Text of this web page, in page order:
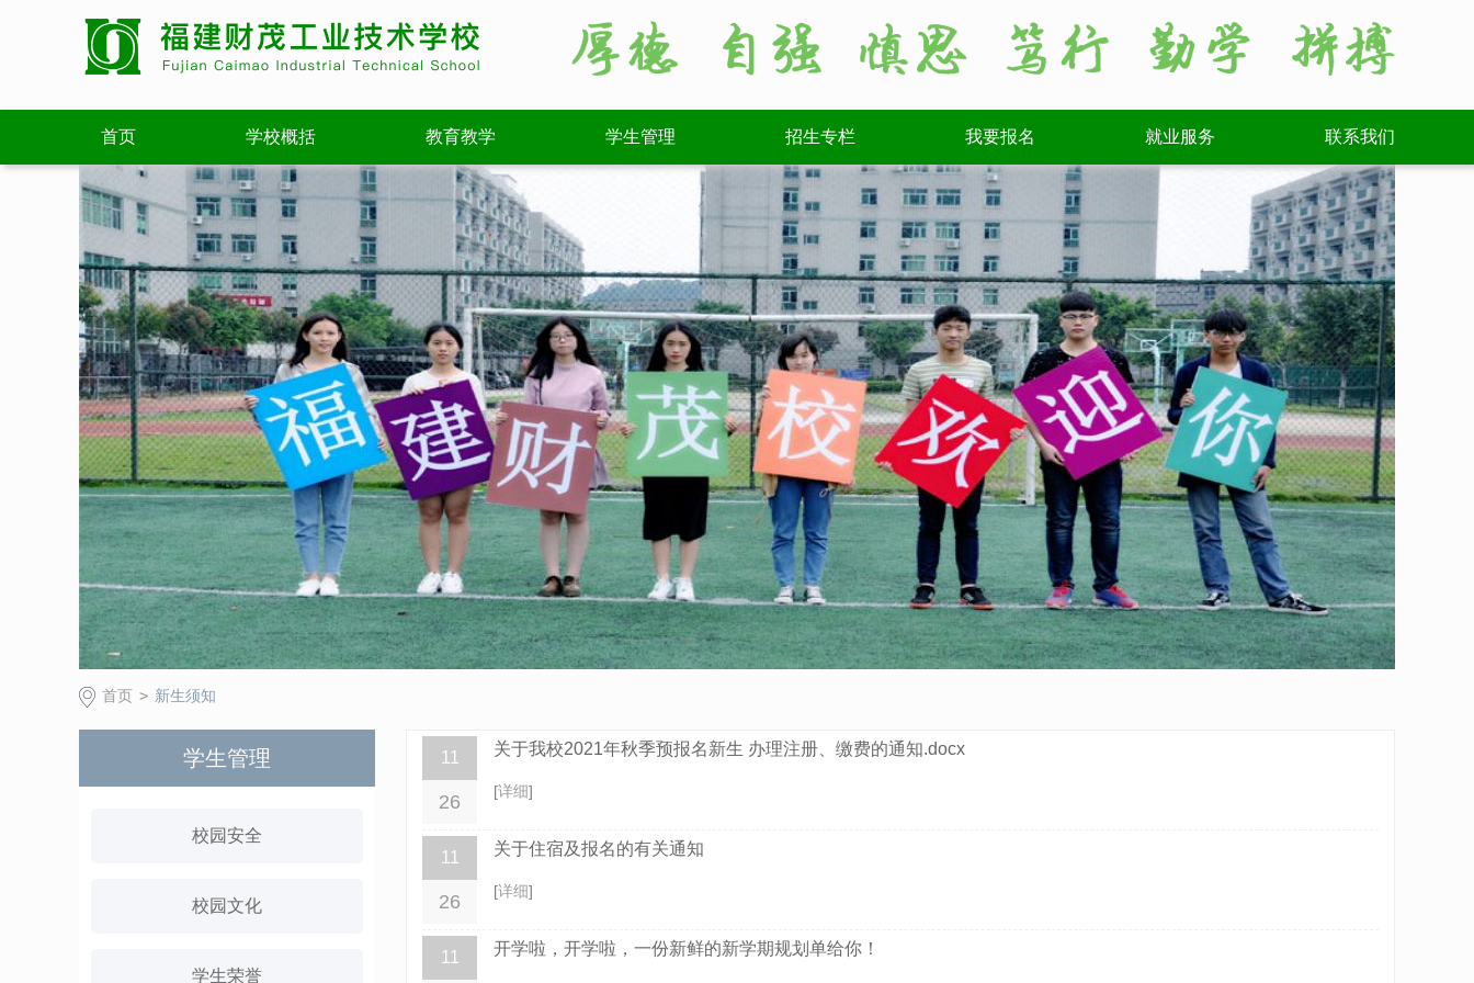
首页 学校概括 教育教学 学生管理 招生专栏 我要报名 就业服务 联系我们
首页 > 新生须知
学生管理
校园安全
校园文化
学生荣誉
11
26
关于我校2021年秋季预报名新生 办理注册、缴费的通知.docx
[详细]
11
26
关于住宿及报名的有关通知
[详细]
11 开学啦，开学啦，一份新鲜的新学期规划单给你！